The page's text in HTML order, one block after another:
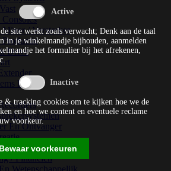
/ Versterker
Drive
Hi-fi
En Ontvanger
/ Financiën
site werkt zoals verwacht; Denk aan de taal
in je winkelmandje bijhouden, aanmelden
het formulier bij het afrekenen,
& tracking cookies om te kijken hoe we de
en hoe we content en eventuele reclame
voorkeur.
Bewaar voorkeuren